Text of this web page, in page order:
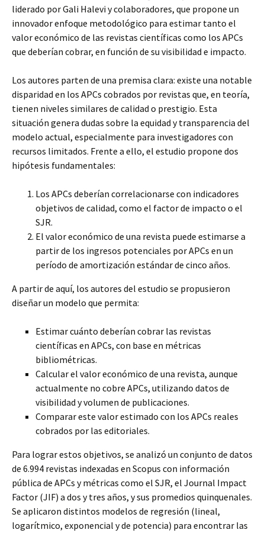
liderado por Gali Halevi y colaboradores, que propone un
innovador enfoque metodológico para estimar tanto el
valor económico de las revistas científicas como los APCs
que deberían cobrar, en función de su visibilidad e impacto.
Los autores parten de una premisa clara: existe una notable
disparidad en los APCs cobrados por revistas que, en teoría,
tienen niveles similares de calidad o prestigio. Esta
situación genera dudas sobre la equidad y transparencia del
modelo actual, especialmente para investigadores con
recursos limitados. Frente a ello, el estudio propone dos
hipótesis fundamentales:
Los APCs deberían correlacionarse con indicadores
objetivos de calidad, como el factor de impacto o el
SJR.
El valor económico de una revista puede estimarse a
partir de los ingresos potenciales por APCs en un
período de amortización estándar de cinco años.
A partir de aquí, los autores del estudio se propusieron
diseñar un modelo que permita:
Estimar cuánto deberían cobrar las revistas
científicas en APCs, con base en métricas
bibliométricas.
Calcular el valor económico de una revista, aunque
actualmente no cobre APCs, utilizando datos de
visibilidad y volumen de publicaciones.
Comparar este valor estimado con los APCs reales
cobrados por las editoriales.
Para lograr estos objetivos, se analizó un conjunto de datos
de 6.994 revistas indexadas en Scopus con información
pública de APCs y métricas como el SJR, el Journal Impact
Factor (JIF) a dos y tres años, y sus promedios quinquenales.
Se aplicaron distintos modelos de regresión (lineal,
logarítmico, exponencial y de potencia) para encontrar las